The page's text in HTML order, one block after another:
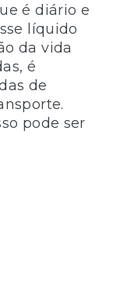
é diário e
líquido
da vida
é
de
pode ser